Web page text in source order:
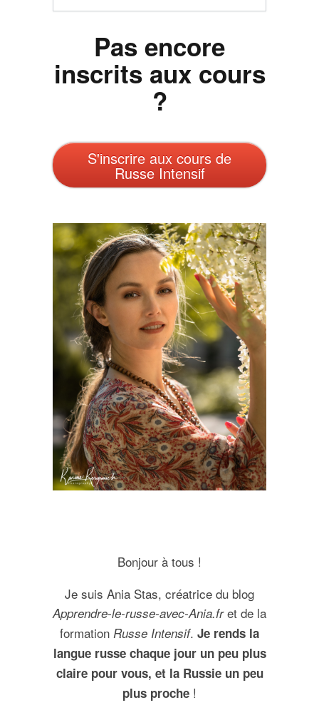
Pas encore
inscrits aux cours
?
S'inscrire aux cours de
Russe Intensif
Bonjour à tous !
Je suis Ania Stas, créatrice du blog
Apprendre-le-russe-avec-Ania.fret de la
formation Russe Intensif. Je rends la
langue russe chaque jour un peu plus
claire pour vous, et la Russie un peu
plus proche !